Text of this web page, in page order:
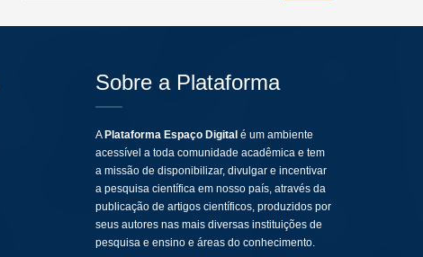
Sobre a Plataforma
A Plataforma Espaço Digital é um ambiente
acessível a toda comunidade acadêmica e tem
a missão de disponibilizar, divulgar e incentivar
a pesquisa científica em nosso país, através da
publicação de artigos científicos, produzidos por
seus autores nas mais diversas instituições de
pesquisa e ensino e áreas do conhecimento.